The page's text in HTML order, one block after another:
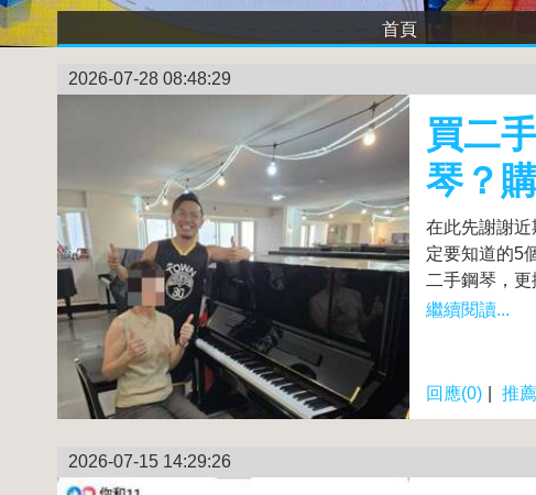
首頁
2026-07-28 08:48:29
買二
琴？
在此先謝謝
定要知道的5
二手鋼琴，
繼續閱讀...
回應(0) 推
2026-07-15 14:29:26